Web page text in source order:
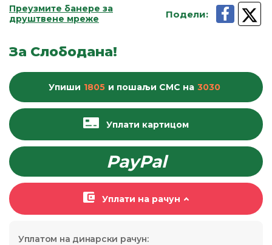
Преузмите банере за
друштвене мреже
Подели:
За Слободана!
Уплати на рачун
Уплати картицом
PayPal
Упиши 1805 и пошаљи СМС на 3030
Уплатом на динарски рачун: